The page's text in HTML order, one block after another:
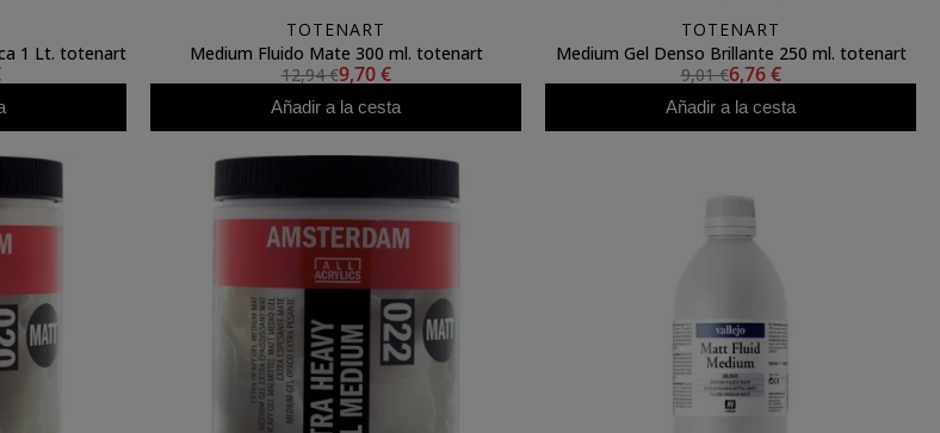
1 Lt. totenart
TOTENART
Medium Fluido Mate 300 ml. totenart
12,94 €9,70 €
Añadir a la cesta
TOTENART
Medium Gel Denso Brillante 250 ml. totenart
9,01 €6,76 €
Añadir a la cesta